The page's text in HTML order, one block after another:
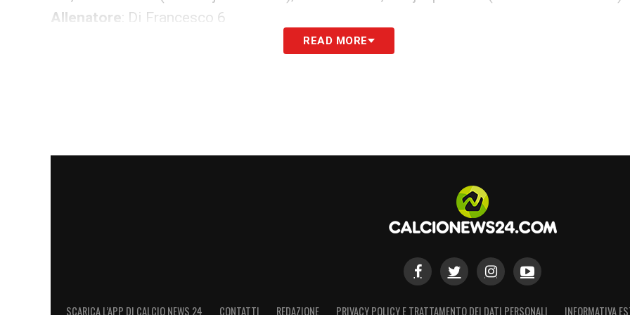
Allenatore: Di Francesco 6
Falcone 7; Guilbert 6, Baschirotto 5.5, Gaspar 6, Gallo 7; Rafia 5.5 (33′ st
READ MORE
SCARICA L’APP DI CALCIO NEWS 24 CONTATTI REDAZIONE PRIVACY POLICY E TRATTAMENTO DEI DATI PERSONALI INFORMATIVA